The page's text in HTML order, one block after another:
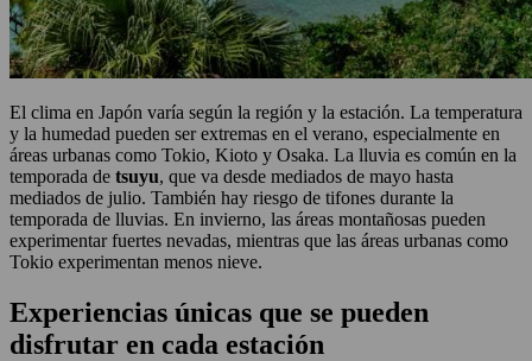
El clima en Japón varía según la región y la estación. La temperatura
y la humedad pueden ser extremas en el verano, especialmente en
áreas urbanas como Tokio, Kioto y Osaka. La lluvia es común en la
temporada de tsuyu, que va desde mediados de mayo hasta
mediados de julio. También hay riesgo de tifones durante la
temporada de lluvias. En invierno, las áreas montañosas pueden
experimentar fuertes nevadas, mientras que las áreas urbanas como
Tokio experimentan menos nieve.
Experiencias únicas que se pueden
disfrutar en cada estación